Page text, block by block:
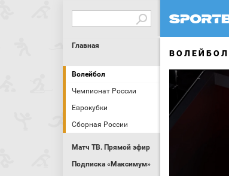
Главная
Волейбол
Чемпионат России
Еврокубки
Сборная России
Матч ТВ. Прямой эфир
Подписка «Максимум»
ВОЛЕЙБОЛ